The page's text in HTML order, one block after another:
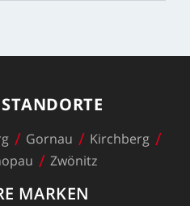
STANDORTE
Gornau
Kirchberg
Zwönitz
MARKEN